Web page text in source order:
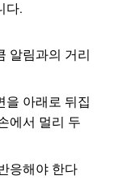
다.
알림과의 거리
을 아래로 뒤집
에서 멀리 두
응해야 한다